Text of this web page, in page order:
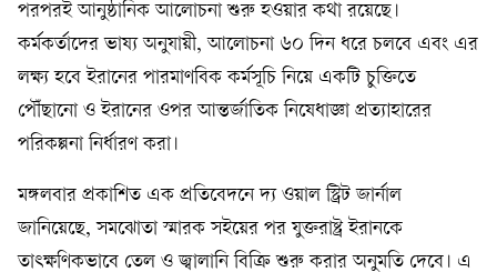
পরপরই আনুষ্ঠানিক আলোচনা শুরু হওয়ার কথা রয়েছে।
কর্মকর্তাদের ভাষ্য অনুযায়ী, আলোচনা ৬০ দিন ধরে চলবে এবং এর
লক্ষ্য হবে ইরানের পারমাণবিক কর্মসূচি নিয়ে একটি চুক্তিতে
পৌঁছানো ও ইরানের ওপর আন্তর্জাতিক নিষেধাজ্ঞা প্রত্যাহারের
পরিকল্পনা নির্ধারণ করা।
মঙ্গলবার প্রকাশিত এক প্রতিবেদনে দ্য ওয়াল স্ট্রিট জার্নাল
জানিয়েছে, সমঝোতা স্মারক সইয়ের পর যুক্তরাষ্ট্র ইরানকে
তাৎক্ষণিকভাবে তেল ও জ্বালানি বিক্রি শুরু করার অনুমতি দেবে। এ